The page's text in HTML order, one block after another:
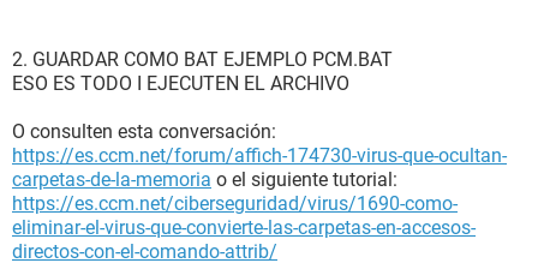
2. GUARDAR COMO BAT EJEMPLO PCM.BAT
ESO ES TODO I EJECUTEN EL ARCHIVO
O consulten esta conversación:
https://es.ccm.net/forum/affich-174730-virus-que-ocultan-
carpetas-de-la-memoria o el siguiente tutorial:
https://es.ccm.net/ciberseguridad/virus/1690-como-
eliminar-el-virus-que-convierte-las-carpetas-en-accesos-
directos-con-el-comando-attrib/